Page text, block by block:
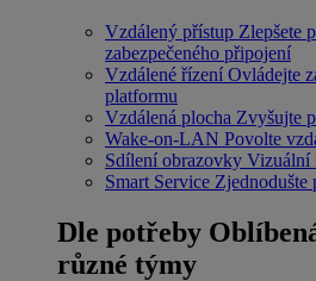
Vzdálený přístup Zlepšete
zabezpečeného připojení
Vzdálené řízení Ovládejte
platformu
Vzdálená plocha Zvyšujte
Wake-on-LAN Povolte
Sdílení obrazovky Vizuální
Smart Service Zjednodušte
Dle potřeby
různé týmy